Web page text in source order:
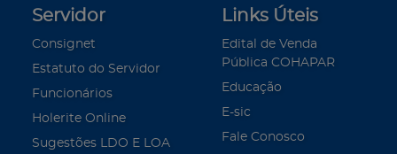
Servidor
Consignet
Estatuto do Servidor
Funcionários
Holerite Online
Sugestões LDO E LOA
Links Úteis
Edital de Venda
Pública COHAPAR
Educação
E-sic
Fale Conosco